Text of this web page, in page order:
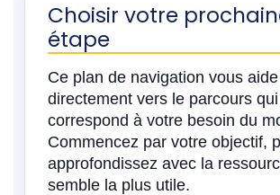
Choisir votre
étape
Ce plan de navigation vous
directement vers le parcours qui
correspond à votre besoin du
Commencez par votre objectif,
approfondissez avec la
semble la plus utile.